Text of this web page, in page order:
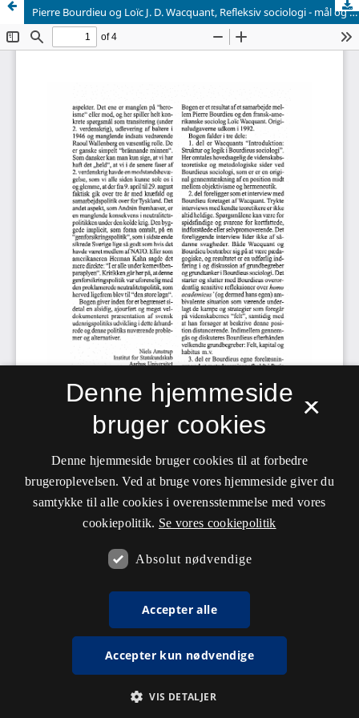
Pierre Bourdieu og Loïc J. D. Wacquant, Refleksiv sociologi - mål og midler, på dansk ved Henning Silberbrandt, København: Hans Reitzels Forlag 1996,312 s., 298,00 tor.
×
Denne hjemmeside
bruger cookies
Denne hjemmeside bruger cookies til at forbedre
brugeroplevelsen. Ved at bruge vores hjemmeside giver du
samtykke til alle cookies i overensstemmelse med vores
cookiepolitik. Se vores cookiepolitik
Absolut nødvendige
Accepter alle
Accepter kun nødvendige
VIS DETALJER